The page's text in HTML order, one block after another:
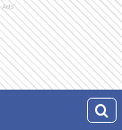
Ads